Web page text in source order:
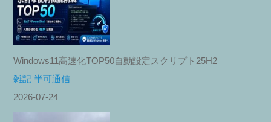
Windows11高速化TOP50自動設定スクリプト25H2
雑記 半可通信
2026-07-24